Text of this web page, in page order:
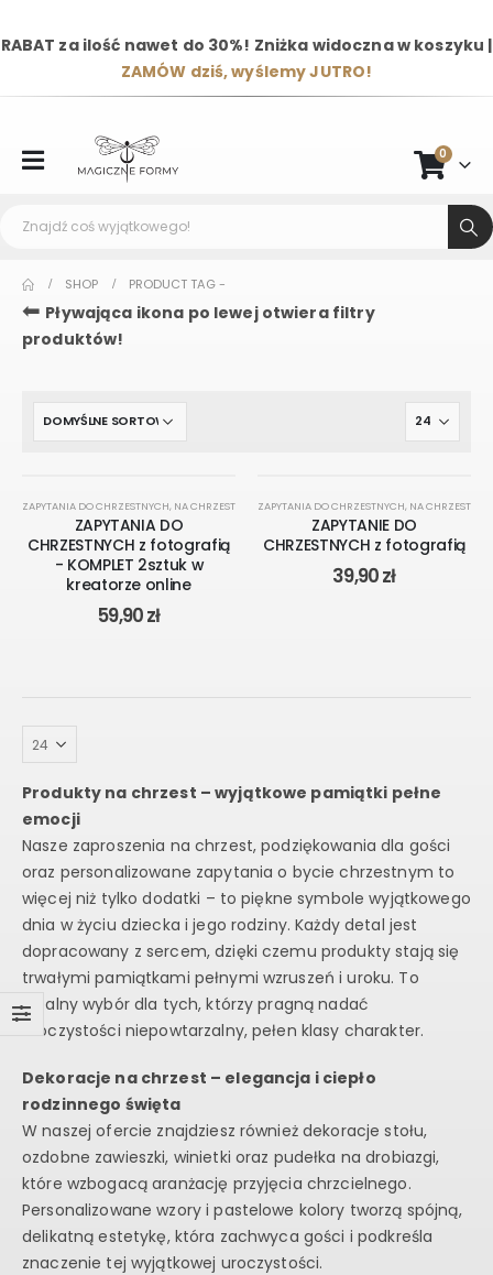
RABAT za ilość nawet do 30%! Zniżka widoczna w koszyku |
ZAMÓW dziś, wyślemy JUTRO!
0
SHOP PRODUCT TAG -
⬅ Pływająca ikona po lewej otwiera filtry
produktów!
ZAPYTANIA DO CHRZESTNYCH, NA CHRZEST
ZAPYTANIA DO
CHRZESTNYCH z fotografią
- KOMPLET 2sztuk w
kreatorze online
59,90zł
ZAPYTANIA DO CHRZESTNYCH, NA CHRZEST
ZAPYTANIE DO
CHRZESTNYCH z fotografią
39,90zł
Produkty na chrzest – wyjątkowe pamiątki pełne
emocji
Nasze zaproszenia na chrzest, podziękowania dla gości
oraz personalizowane zapytania o bycie chrzestnym to
więcej niż tylko dodatki – to piękne symbole wyjątkowego
dnia w życiu dziecka i jego rodziny. Każdy detal jest
dopracowany z sercem, dzięki czemu produkty stają się
trwałymi pamiątkami pełnymi wzruszeń i uroku. To
idealny wybór dla tych, którzy pragną nadać
uroczystości niepowtarzalny, pełen klasy charakter.
Dekoracje na chrzest – elegancja i ciepło
rodzinnego święta
W naszej ofercie znajdziesz również dekoracje stołu,
ozdobne zawieszki, winietki oraz pudełka na drobiazgi,
które wzbogacą aranżację przyjęcia chrzcielnego.
Personalizowane wzory i pastelowe kolory tworzą spójną,
delikatną estetykę, która zachwyca gości i podkreśla
znaczenie tej wyjątkowej uroczystości.